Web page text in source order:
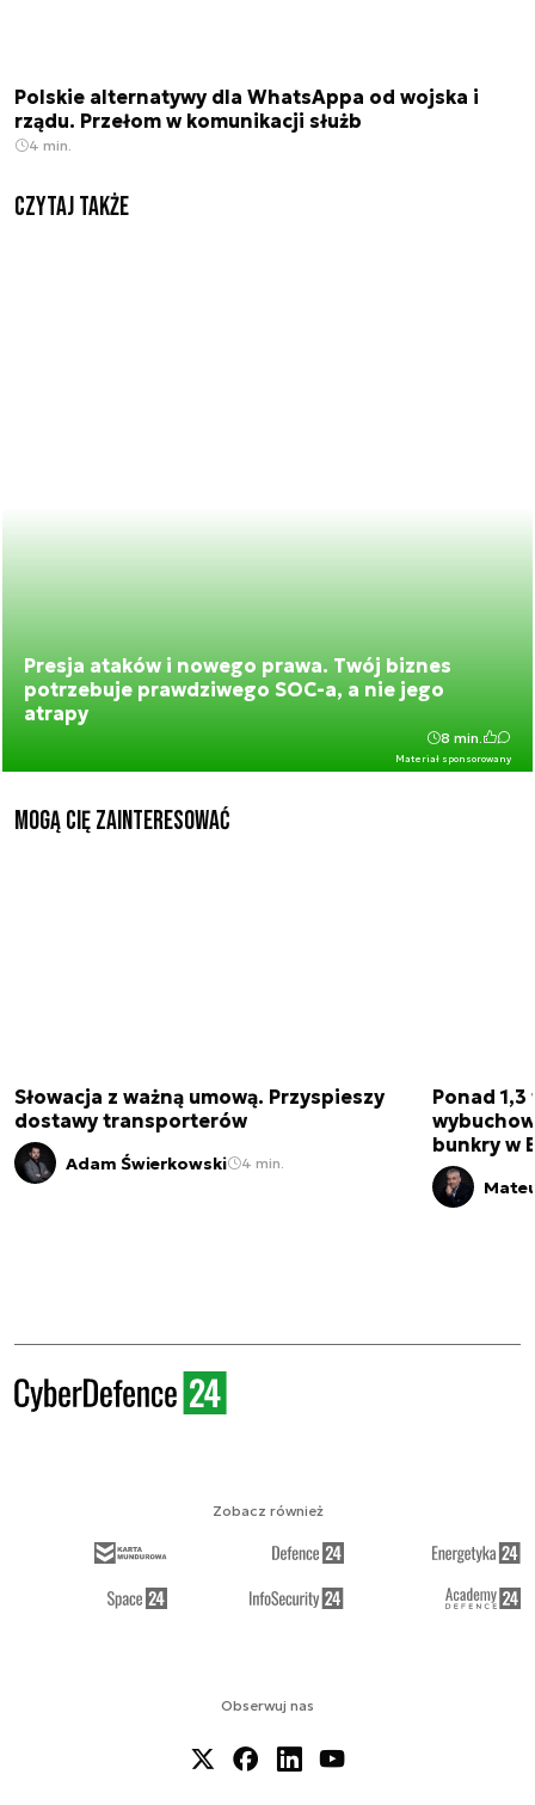
Polskie alternatywy dla WhatsAppa od wojska i
rządu. Przełom w komunikacji służb
4 min.
Czytaj także
Presja ataków i nowego prawa. Twój biznes
potrzebuje prawdziwego SOC-a, a nie jego
atrapy
Materiał sponsorowany
8 min.
Mogą Cię zainteresować
Słowacja z ważną umową. Przyspieszy
dostawy transporterów
Adam Świerkowski 4 min.
Ponad
bunkry w
Obserwuj nas
Zobacz również